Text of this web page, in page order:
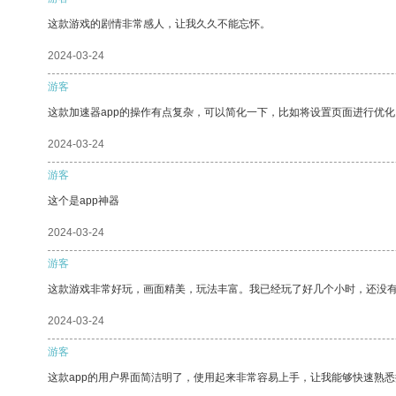
这款游戏的剧情非常感人，让我久久不能忘怀。
2024-03-24
游客
这款加速器app的操作有点复杂，可以简化一下，比如将设置页面进行优化
2024-03-24
游客
这个是app神器
2024-03-24
游客
这款游戏非常好玩，画面精美，玩法丰富。我已经玩了好几个小时，还没有
2024-03-24
游客
这款app的用户界面简洁明了，使用起来非常容易上手，让我能够快速熟悉